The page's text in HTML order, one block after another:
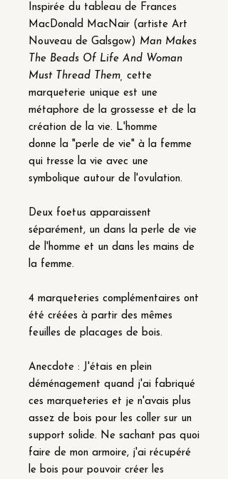
Inspirée du tableau de Frances
MacDonald MacNair (artiste Art
Nouveau de Galsgow) Man Makes
The Beads Of Life And Woman
Must Thread Them, cette
marqueterie unique est une
métaphore de la grossesse et de la
création de la vie. L'homme
donne la "perle de vie" à la femme
qui tresse la vie avec une
symbolique autour de l'ovulation.
Deux foetus apparaissent
séparément, un dans la perle de vie
de l'homme et un dans les mains de
la femme.
4 marqueteries complémentaires ont
été créées à partir des mêmes
feuilles de placages de bois.
Anecdote : J'étais en plein
déménagement quand j'ai fabriqué
ces marqueteries et je n'avais plus
assez de bois pour les coller sur un
support solide. Ne sachant pas quoi
faire de mon armoire, j'ai récupéré
le bois pour pouvoir créer les